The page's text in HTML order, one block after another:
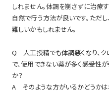
しれません。体調を崩さずに治療
自然で行う方法が良いです。ただ
難しいかもしれません。
Q 人工授精でも体調悪くなり、ク
で、使用できない薬が多く感受性
か？
A そのような方がいるかどうかは